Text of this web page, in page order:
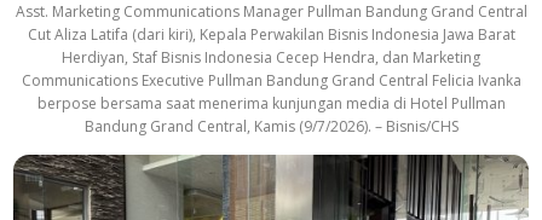
Asst. Marketing Communications Manager Pullman Bandung Grand Central
Cut Aliza Latifa (dari kiri), Kepala Perwakilan Bisnis Indonesia Jawa Barat
Herdiyan, Staf Bisnis Indonesia Cecep Hendra, dan Marketing
Communications Executive Pullman Bandung Grand Central Felicia Ivanka
berpose bersama saat menerima kunjungan media di Hotel Pullman
Bandung Grand Central, Kamis (9/7/2026). – Bisnis/CHS